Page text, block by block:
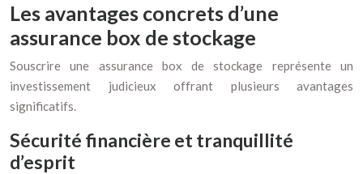
Les avantages concrets d’une
assurance box de stockage
Souscrire une assurance box de stockage représente un
investissement judicieux offrant plusieurs avantages
significatifs.
Sécurité financière et tranquillité
d’esprit